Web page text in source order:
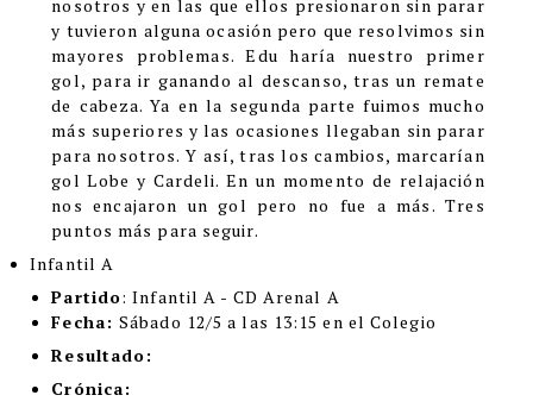
nosotros y en las que ellos presionaron sin parar
y tuvieron alguna ocasión pero que resolvimos sin
mayores problemas. Edu haría nuestro primer
gol, para ir ganando al descanso, tras un remate
de cabeza. Ya en la segunda parte fuimos mucho
más superiores y las ocasiones llegaban sin parar
para nosotros. Y así, tras los cambios, marcarían
gol Lobe y Cardeli. En un momento de relajación
nos encajaron un gol pero no fue a más. Tres
puntos más para seguir.
Infantil A
Partido: Infantil A - CD Arenal A
Fecha:Sábado 12/5 a las 13:15 en el Colegio
Resultado:
Crónica: